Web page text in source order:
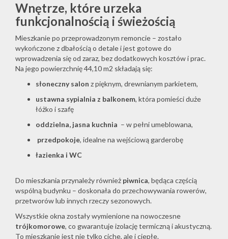
Wnętrze, które urzeka
funkcjonalnością i świeżością
Mieszkanie po przeprowadzonym remoncie – zostało
wykończone z dbałością o detale i jest gotowe do
wprowadzenia się od zaraz, bez dodatkowych kosztów i prac.
Na jego powierzchnię 44,10 m2 składają się:
słoneczny salon z pięknym, drewnianym parkietem,
ustawna sypialnia z balkonem, która pomieści duże
łóżko i szafę
oddzielna, jasna kuchnia – w pełni umeblowana,
przedpokoje, idealne na wejściową garderobę
łazienka i WC
Do mieszkania przynależy również piwnica, będąca częścią
wspólną budynku – doskonała do przechowywania rowerów,
przetworów lub innych rzeczy sezonowych.
Wszystkie okna zostały wymienione na nowoczesne
trójkomorowe, co gwarantuje izolację termiczną i akustyczną.
To mieszkanie jest nie tylko ciche, ale i ciepłe.